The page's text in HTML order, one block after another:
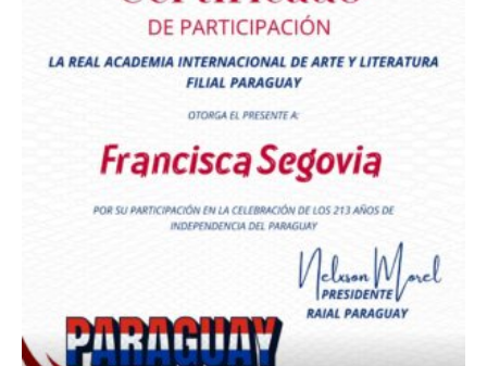
Reconocimiento aFrancisca Segovia
Radio Tribuna Abierta
Radio Tribuna Abierta
Radio Oñondivepa Paraguay
Premio Orgullo Paraguayo
Reconocimiento aFrancisca Segovia